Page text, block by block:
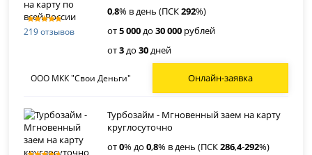
219 отзывов
0,8% в день (ПСК292%)
от5 000до30 000 рублей
от3до30дней
ООО МКК "Свои Деньги" Онлайн-заявка
Турбозайм - Мгновенный заем на карту
круглосуточно
от0% до0,8% в день (ПСК286,4-292%)